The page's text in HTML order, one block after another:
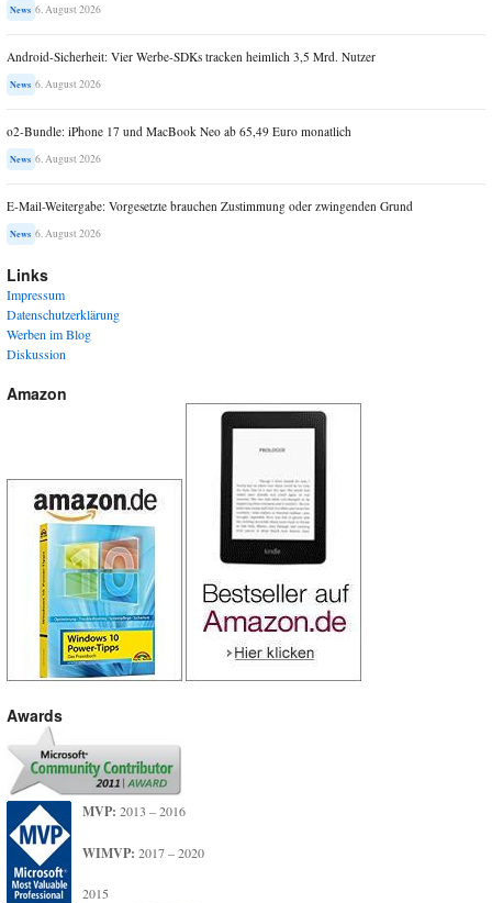
News 6. August 2026
Android-Sicherheit: Vier Werbe-SDKs tracken heimlich 3,5 Mrd. Nutzer
News 6. August 2026
o2-Bundle: iPhone 17 und MacBook Neo ab 65,49 Euro monatlich
News 6. August 2026
E-Mail-Weitergabe: Vorgesetzte brauchen Zustimmung oder zwingenden Grund
News 6. August 2026
Links
Impressum
Datenschutzerklärung
Werben im Blog
Diskussion
Amazon
Awards
MVP: 2013 – 2016
WIMVP: 2017 – 2020
2015